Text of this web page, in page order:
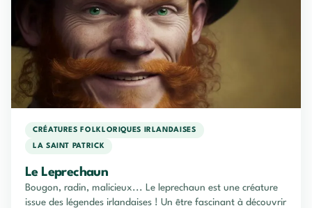
CRÉATURES FOLKLORIQUES IRLANDAISES
LA SAINT PATRICK
Le Leprechaun
Bougon, radin, malicieux... Le leprechaun est une créature
issue des légendes irlandaises ! Un être fascinant à découvrir